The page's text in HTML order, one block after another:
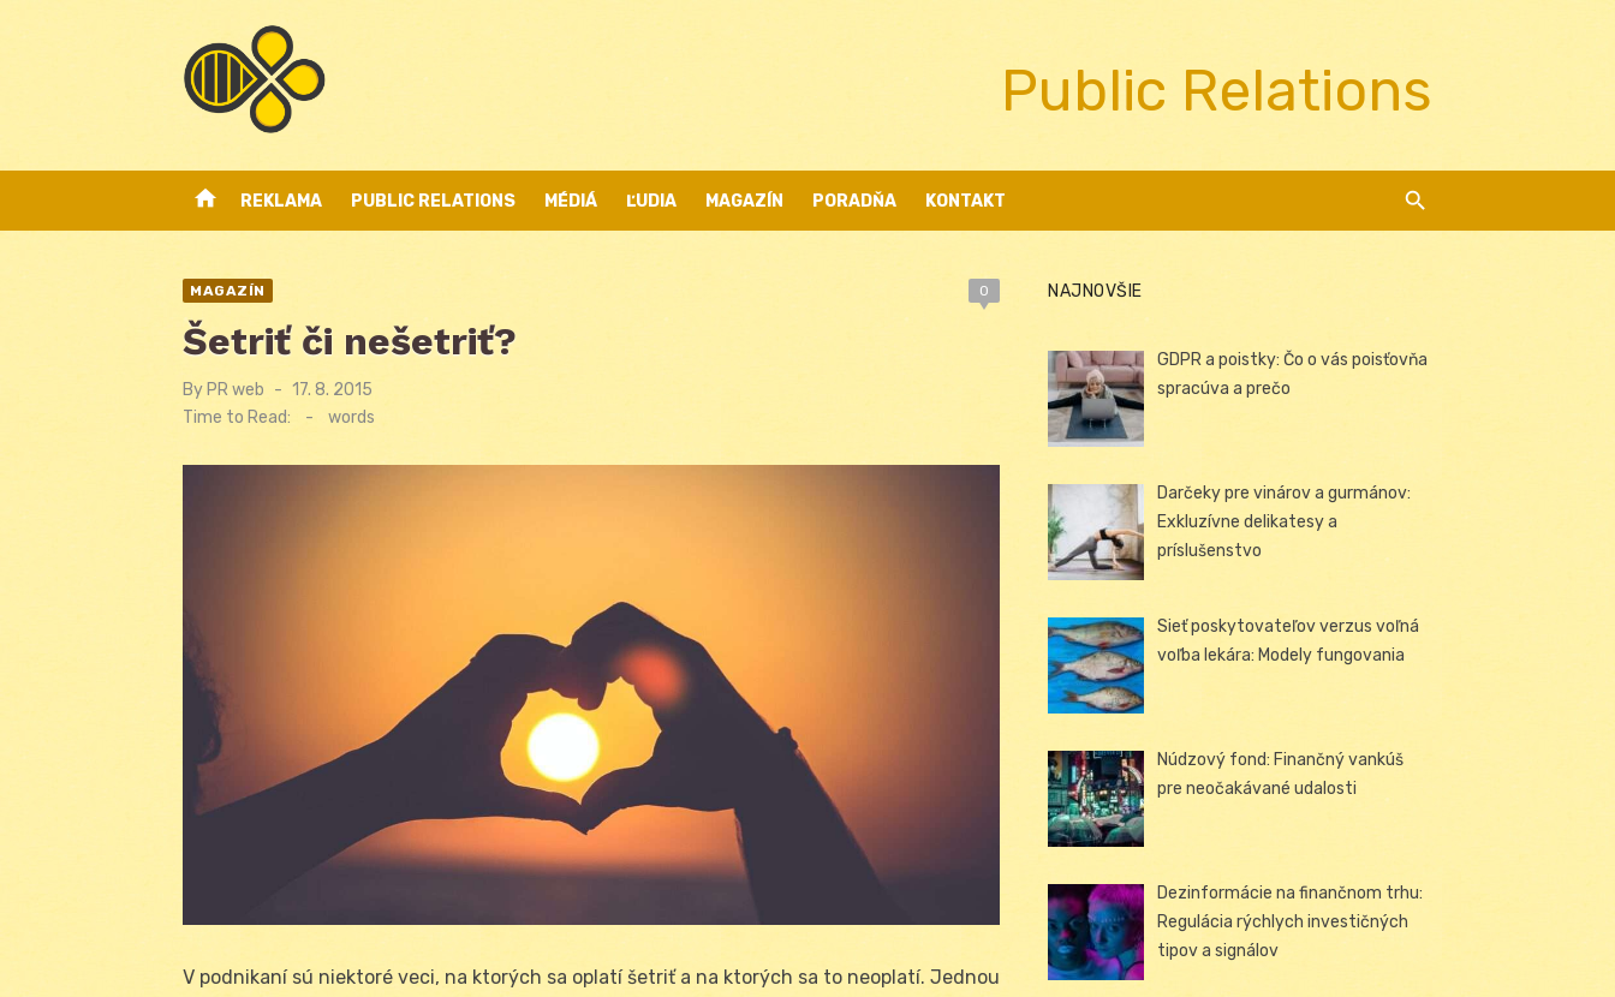
Public Relations
home REKLAMA PUBLIC RELATIONS MÉDIÁ ĽUDIA MAGAZÍN PORADŇA KONTAKT
MAGAZÍN 0
Šetriť či nešetriť?
By PR web
Posted
17. 8. 2015
Time to Read:
- words
V podnikaní sú niektoré veci, na ktorých sa oplatí šetriť a na ktorých sa to neoplatí. Jednou
NAJNOVŠIE
GDPR a poistky: Čo o vás poisťovňa
spracúva a prečo
Darčeky pre vinárov a gurmánov:
Exkluzívne delikatesy a
príslušenstvo
Sieť poskytovateľov verzus voľná
voľba lekára: Modely fungovania
Núdzový fond: Finančný vankúš
pre neočakávané udalosti
Dezinformácie na finančnom trhu:
Regulácia rýchlych investičných
tipov a signálov